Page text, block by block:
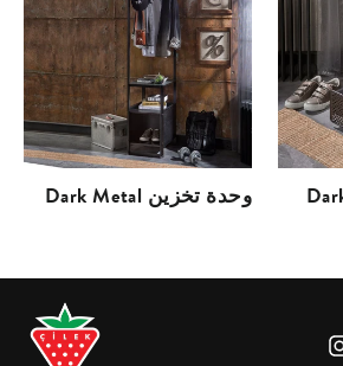
Dark Metal وحدة تخزين